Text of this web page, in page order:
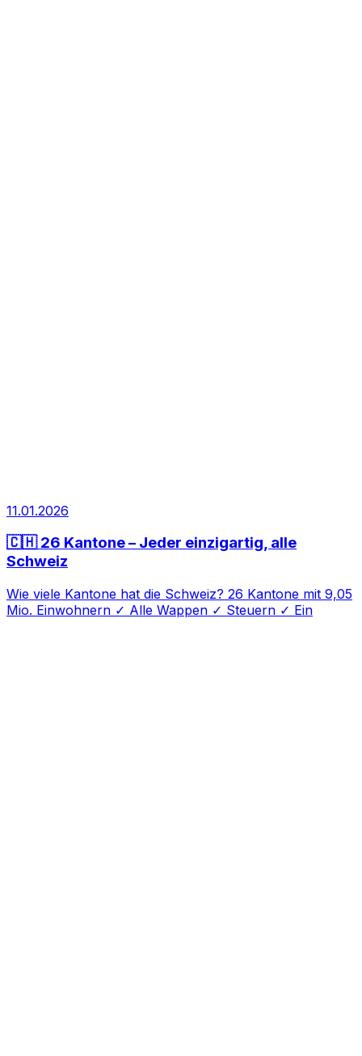
11.01.2026
🇨🇭 26 Kantone – Jeder einzigartig, alle
Schweiz
Wie viele Kantone hat die Schweiz? 26 Kantone mit 9,05
Mio. Einwohnern ✓ Alle Wappen ✓ Steuern ✓ Ein